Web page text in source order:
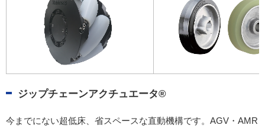
ジップチェーンアクチュエータ®
今までにない超低床、省スペースな直動機構です。AGV・AMR